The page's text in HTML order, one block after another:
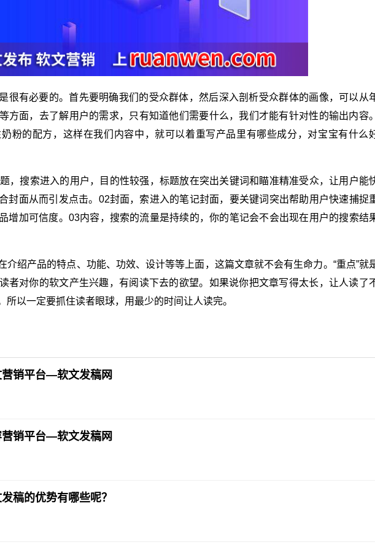
很有必要的。首先要明确我们的受众群体，然后深入剖析受众群体的画像，可以从
方面，去了解用户的需求，只有知道他们需要什么，我们才能有针对性的输出内容。
粉的配方，这样在我们内容中，就可以着重写产品里有哪些成分，对宝宝有什么
，搜索进入的用户，目的性较强，标题放在突出关键词和瞄准精准受众，让用户能
封面从而引发点击。02封面，索进入的笔记封面，要关键词突出帮助用户快速捕捉
增加可信度。03内容，搜索的流量是持续的，你的笔记会不会出现在用户的搜索结
介绍产品的特点、功能、功效、设计等等上面，这篇文章就不会有生命力。“重点”就
者对你的软文产生兴趣，有阅读下去的欲望。如果说你把文章写得太长，让人读了
以一定要抓住读者眼球，用最少的时间让人读完。
销平台—软文发稿网
销平台—软文发稿网
稿的优势有哪些呢？